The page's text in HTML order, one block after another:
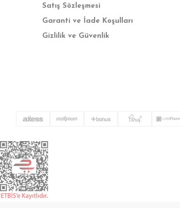
Satış Sözleşmesi
Garanti ve İade Koşulları
Gizlilik ve Güvenlik